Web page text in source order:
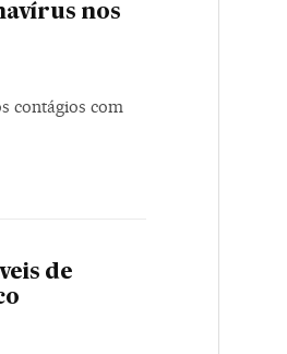
nos
contágios com
de